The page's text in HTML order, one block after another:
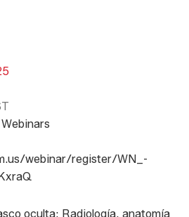
Webinars
webinar/register/WN_-
oculta: Radiología, anatomía